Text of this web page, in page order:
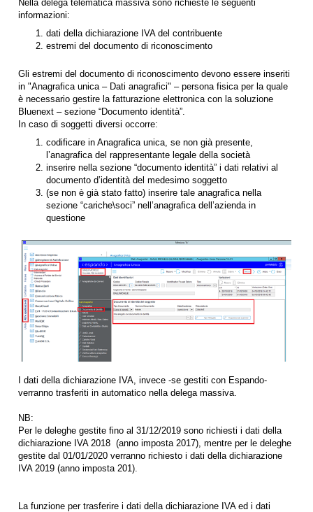
Nella delega telematica massiva sono richieste le seguenti
informazioni:
dati della dichiarazione IVA del contribuente
estremi del documento di riconoscimento
Gli estremi del documento di riconoscimento devono essere inseriti
in "Anagrafica unica – Dati anagrafici" – persona fisica per la quale
è necessario gestire la fatturazione elettronica con la soluzione
Bluenext – sezione “Documento identità”.
In caso di soggetti diversi occorre:
codificare in Anagrafica unica, se non già presente,
l’anagrafica del rappresentante legale della società
inserire nella sezione “documento identità” i dati relativi al
documento d’identità del medesimo soggetto
(se non è già stato fatto) inserire tale anagrafica nella
sezione “cariche\soci” nell’anagrafica dell’azienda in
questione
I dati della dichiarazione IVA, invece -se gestiti con Espando-
verranno trasferiti in automatico nella delega massiva.
NB:
Per le deleghe gestite fino al 31/12/2019 sono richiesti i dati della
dichiarazione IVA 2018 (anno imposta 2017), mentre per le deleghe
gestite dal 01/01/2020 verranno richiesto i dati della dichiarazione
IVA 2019 (anno imposta 201).
La funzione per trasferire i dati della dichiarazione IVA ed i dati